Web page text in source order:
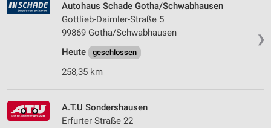
❯
Autohaus Schade Gotha/Schwabhausen
Gottlieb-Daimler-Straße 5
99869 Gotha/Schwabhausen
Heute
geschlossen
258,35 km
A.T.U Sondershausen
Erfurter Straße 22